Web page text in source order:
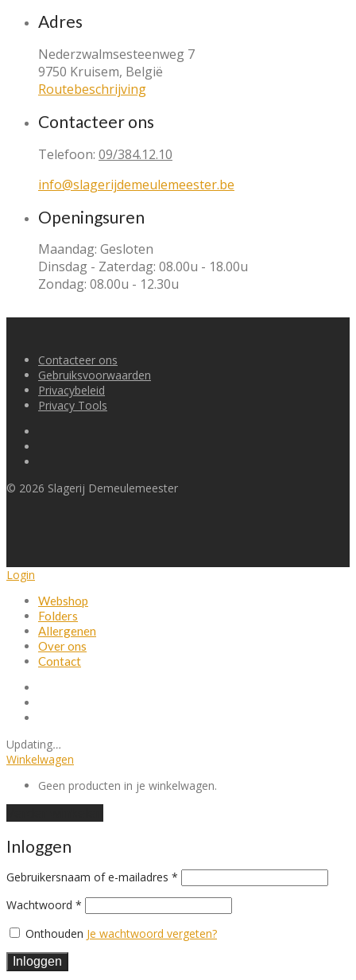
Adres
Nederzwalmsesteenweg 7
9750 Kruisem, België
Routebeschrijving
Contacteer ons
Telefoon: 09/384.12.10
info@slagerijdemeulemeester.be
Openingsuren
Maandag: Gesloten
Dinsdag - Zaterdag: 08.00u - 18.00u
Zondag: 08.00u - 12.30u
Contacteer ons
Gebruiksvoorwaarden
Privacybeleid
Privacy Tools
© 2026 Slagerij Demeulemeester
Login
Webshop
Folders
Allergenen
Over ons
Contact
Updating…
Winkelwagen
Geen producten in je winkelwagen.
Inloggen
Gebruikersnaam of e-mailadres *
Wachtwoord *
Onthouden Je wachtwoord vergeten?
Inloggen